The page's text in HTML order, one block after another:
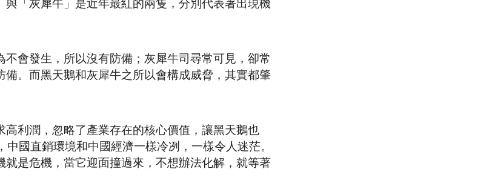
「灰犀牛」是近年最紅的兩隻，分別代表著出現機
會發生，所以沒有防備；灰犀牛司尋常可見，卻常
。而黑天鵝和灰犀牛之所以會構成威脅，其實都肇
利潤，忽略了產業存在的核心價值，讓黑天鵝也
國直銷環境和中國經濟一樣冷冽，一樣令人迷茫。
是危機，當它迎面撞過來，不想辦法化解，就等著